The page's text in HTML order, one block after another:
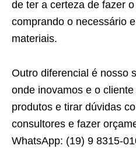
de ter a certeza de fazer
comprando o necessário
materiais.
Outro diferencial é nosso
onde inovamos e o
produtos e tirar dúvidas
consultores e fazer
WhatsApp: (19) 9 8315-